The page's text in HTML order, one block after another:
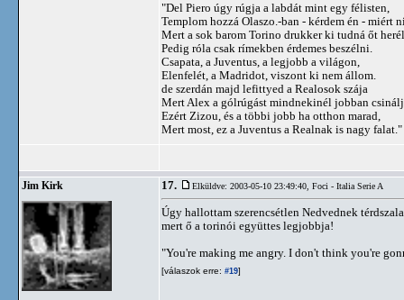
"Del Piero úgy rúgja a labdát mint egy félisten,
Templom hozzá Olaszo.-ban - kérdem én - miért
Mert a sok barom Torino drukker ki tudná őt
Pedig róla csak rímekben érdemes beszélni.
Csapata, a Juventus, a legjobb a világon,
Elenfelét, a Madridot, viszont ki nem állom.
de szerdán majd lefittyed a Realosok szája
Mert Alex a gólrúgást mindnekinél jobban
Ezért Zizou, és a többi jobb ha otthon marad,
Mert most, ez a Juventus a Realnak is nagy falat."
Jim Kirk 17. Elküldve: 2003-05-10 23:49:40, Foci - Italia Serie A
Úgy hallottam szerencsétlen Nedvednek
mert ő a torinói együttes legjobbja!
"You're making me angry. I don't think you're
[válaszok erre: #19]